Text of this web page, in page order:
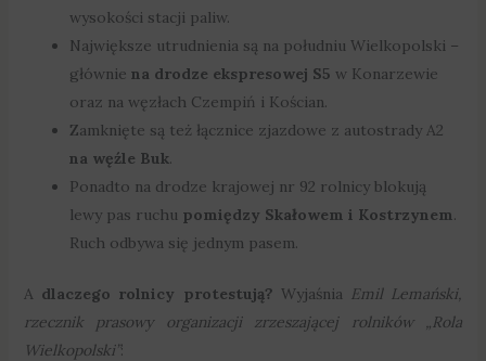
wysokości stacji paliw.
Największe utrudnienia są na południu Wielkopolski –
głównie na drodze ekspresowej S5 w Konarzewie
oraz na węzłach Czempiń i Kościan.
Zamknięte są też łącznice zjazdowe z autostrady A2
na węźle Buk.
Ponadto na drodze krajowej nr 92 rolnicy blokują
lewy pas ruchu pomiędzy Skałowem i Kostrzynem.
Ruch odbywa się jednym pasem.
A dlaczego rolnicy protestują? Wyjaśnia Emil Lemański,
rzecznik prasowy organizacji zrzeszającej rolników „Rola
Wielkopolski”: